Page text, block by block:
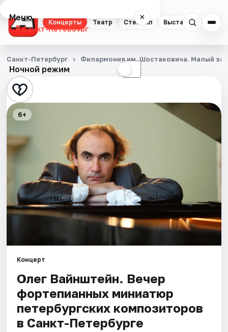
Концерты Театр Стендап Выставки
Меню ×
Санкт-Петербург
Концерты
Театр
Стендап
Квесты
Экскурсии
Спорт
События
Площадки
Артисты
Рейтинги
Ночной режим ☾
Санкт-Петербург Филармония им. Шостаковича. Малый
6+
Концерт
Олег Вайнштейн. Вечер
фортепианных миниатюр
петербургских композиторов
в Санкт-Петербурге